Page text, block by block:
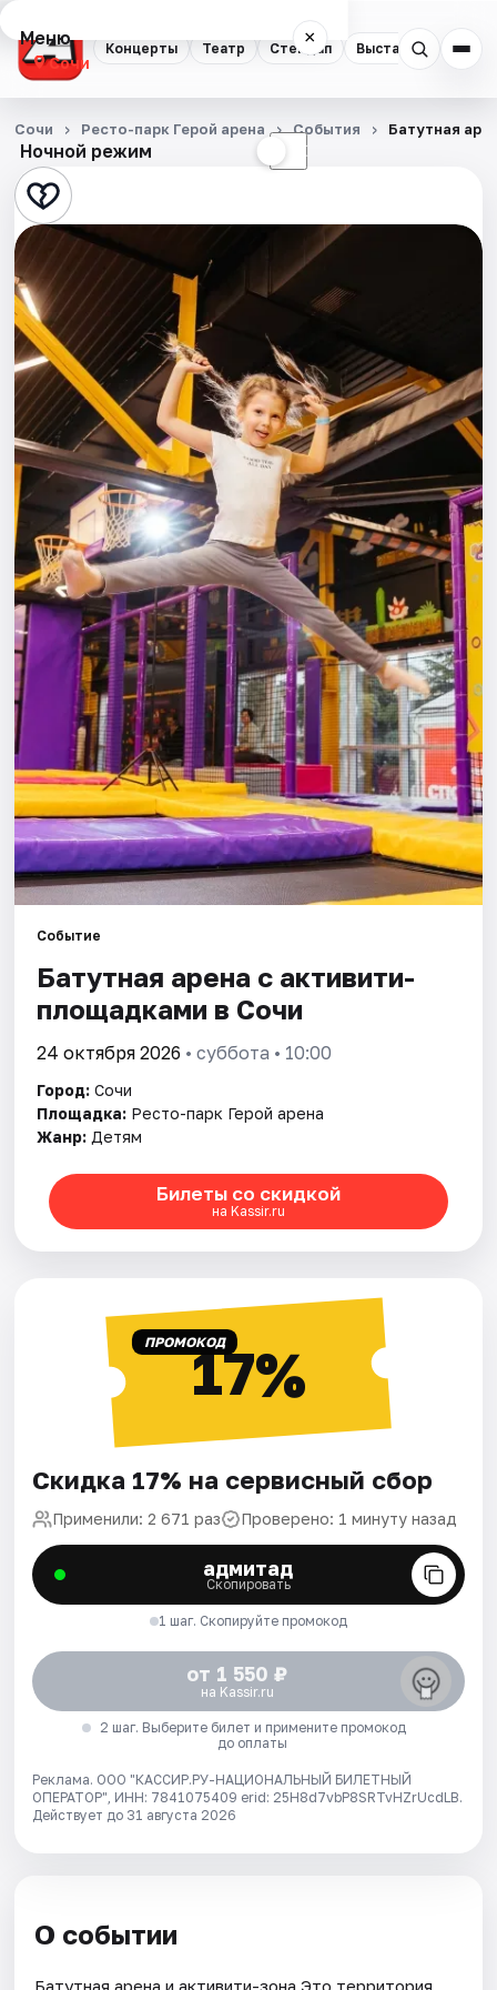
Концерты Театр Стендап Выставки
Меню ×
Сочи
Концерты
Театр
Стендап
Выставки
Квесты
Экскурсии
Спорт
События
Города
Площадки
Артисты
Рейтинги
Ночной режим ☾
Сочи Ресто-парк Герой арена События Батутная
Событие
Батутная арена с активити-
площадками в Сочи
24 октября 2026 • суббота • 10:00
Город: Сочи
Площадка: Ресто-парк Герой арена
Жанр: Детям
Билеты со скидкой
на Kassir.ru
ПРОМОКОД17%
Скидка 17% на сервисный сбор
Применили: 2 671 раз Проверено: 1 минуту назад
адмитад
Скопировать
1 шаг. Скопируйте промокод
от 1 550 ₽
на Kassir.ru
2 шаг. Выберите билет и примените промокод
до оплаты
Реклама. ООО "КАССИР.РУ-НАЦИОНАЛЬНЫЙ БИЛЕТНЫЙ
ОПЕРАТОР", ИНН: 7841075409 erid: 25H8d7vbP8SRTvHZrUcdLB.
Действует до 31 августа 2026
О событии
Батутная арена и активити-зона Это территория